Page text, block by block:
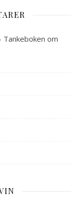
Tankeboken om